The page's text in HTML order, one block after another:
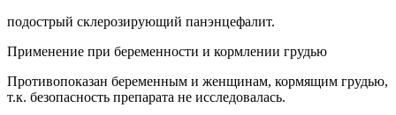
подострый склерозирующий панэнцефалит.
Применение при беременности и кормлении грудью
Противопоказан беременным и женщинам, кормящим грудью,
т.к. безопасность препарата не исследовалась.